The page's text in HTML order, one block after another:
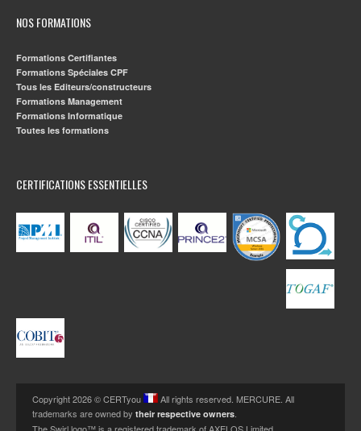
NOS FORMATIONS
Formations Certifiantes
Formations Spéciales CPF
Tous les Editeurs/constructeurs
Formations Management
Formations Informatique
Toutes les formations
CERTIFICATIONS ESSENTIELLES
Copyright 2026 © CERTyou
All rights reserved. MERCURE. All
trademarks are owned by their respective owners.